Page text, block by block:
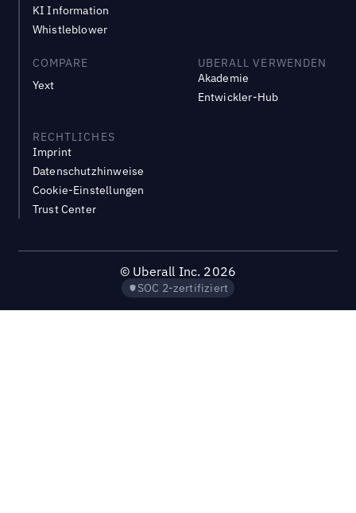
KI Information
Whistleblower
COMPARE
Yext
UBERALL VERWENDEN
Akademie
Entwickler-Hub
RECHTLICHES
Imprint
Datenschutzhinweise
Cookie-Einstellungen
Trust Center
© Uberall Inc. 2026
SOC 2-zertifiziert